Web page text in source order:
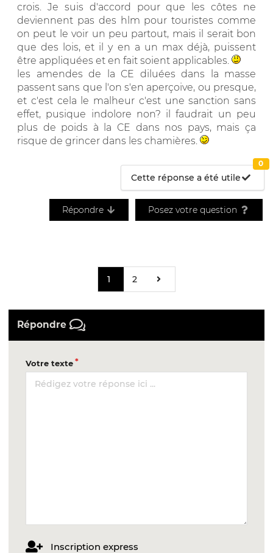
crois. Je suis d'accord pour que les côtes ne
deviennent pas des hlm pour touristes comme
on peut le voir un peu partout, mais il serait bon
que des lois, et il y en a un max déjà, puissent
être appliquées et en fait soient applicables.
les amendes de la CE diluées dans la masse
passent sans que l'on s'en aperçoive, ou presque,
et c'est cela le malheur c'est une sanction sans
effet, pusique indolore non? il faudrait un peu
plus de poids à la CE dans nos pays, mais ça
risque de grincer dans les chamières.
Cette réponse a été utile
0
Répondre Posez votre question
1 2
Répondre
Votre texte
Inscription express